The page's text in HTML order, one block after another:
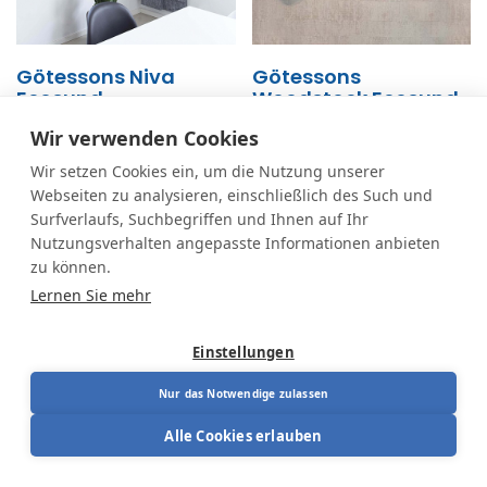
Wir verwenden Cookies
Wir setzen Cookies ein, um die Nutzung unserer
Webseiten zu analysieren, einschließlich des Such und
Surfverlaufs, Suchbegriffen und Ihnen auf Ihr
Nutzungsverhalten angepasste Informationen anbieten
zu können.
Lernen Sie mehr
Einstellungen
Nur das Notwendige zulassen
Alle Cookies erlauben
Götessons Niva
Ecosund
134,04€
Götessons
Woodstock Ecosund
Von
Auf der Suche nach der perfekten Kombination
aus Ästhetik und Funktionalität? Bei uns sind Sie
mehr als gut aufgehoben.